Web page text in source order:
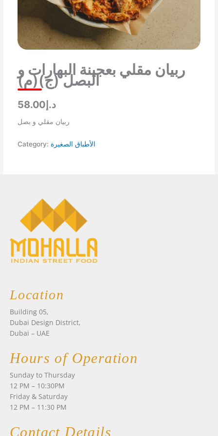
ربيان مقلي بعجينة البهارات و
البصل (ج)(م)
د.إ58.00
ربيان مقلي و بصل
Category: الأطباق الصغيرة
Location
Building 05,
Dubai Design District,
Dubai – UAE
Hours of Operation
Sunday to Thursday
12 PM – 10:30PM
Friday & Saturday
12 PM – 11:30 PM
Contact Details